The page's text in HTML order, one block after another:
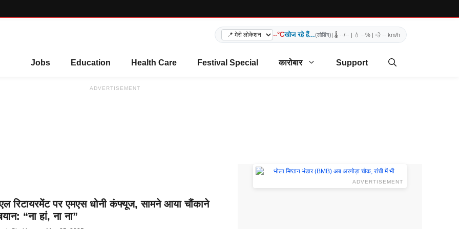
--°Cखोज रहे हैं...(लोडिंग)| 🌡️ --/-- | 💧 --% | 💨 -- km/h
Jobs Education Health Care Festival Special कारोबार Support
ADVERTISEMENT
रिटायरमेंट पर एमएस धोनी कंफ्यूज, सामने आया चौंकाने
“ना हां, ना ना”
ADVERTISEMENT